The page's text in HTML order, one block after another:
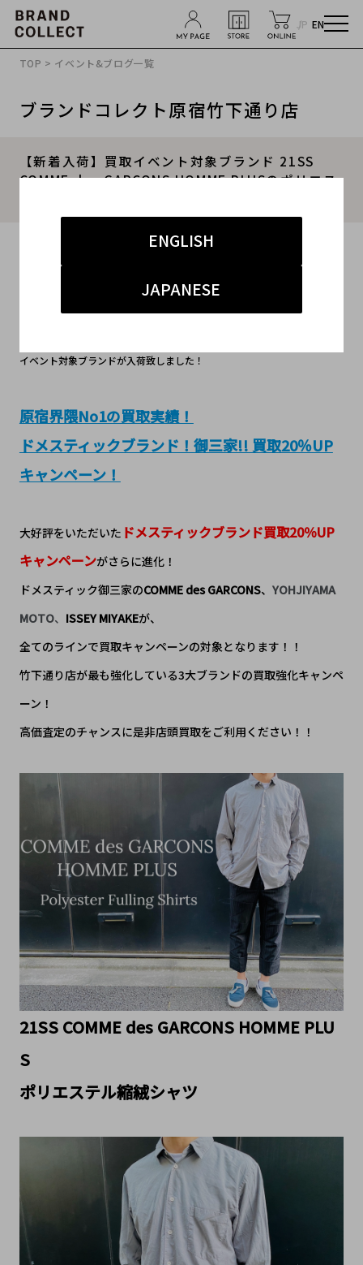
JP EN
ENGLISH
JAPANESE
TOP > イベント&ブログ一覧
ブランドコレクト原宿竹下通り店
【新着入荷】買取イベント対象ブランド 21SS
COMME des GARCONS HOMME PLUSのポリエス
#竹下 インポート メンズ
イベント対象ブランドが入荷致しました！
原宿界隈No1の買取実績！
ドメスティックブランド！御三家!! 買取20％UP
キャンペーン！
大好評をいただいた ドメスティックブランド買取20％UP
キャンペーンがさらに進化！
ドメスティック御三家のCOMME des GARCONS、 YOHJIYAMA
MOTO、 ISSEY MIYAKEが、
全てのラインで買取キャンペーンの対象となります！！
竹下通り店が最も強化している3大ブランドの買取強化キャンペ
ーン！
高価査定のチャンスに是非店頭買取をご利用ください！！
21SS COMME des GARCONS HOMME PLU
S
ポリエステル縮絨シャツ